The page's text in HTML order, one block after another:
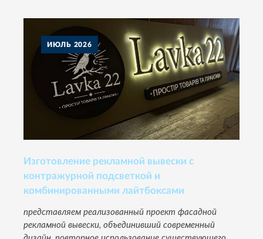
ИЮЛЬ 2026
Изготовление рекламной вывески с
контражурной подсветкой и
комбинированными лайтбоксами
представляем реализованный проект фасадной
рекламной вывески, объединивший современный